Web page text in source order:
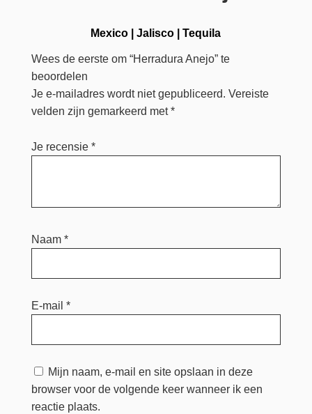
Mexico |Jalisco |Tequila
Wees de eerste om “Herradura Anejo” te
beoordelen
Je e-mailadres wordt niet gepubliceerd. Vereiste
velden zijn gemarkeerd met*
Je recensie *
Naam *
E-mail *
Mijn naam, e-mail en site opslaan in deze
browser voor de volgende keer wanneer ik een
reactie plaats.